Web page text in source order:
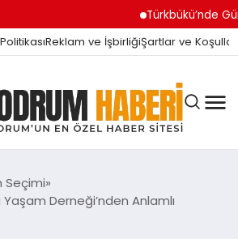
Türkbükü’nde
Reklam ve İşbirliğiŞartlar ve Koşullar
Seçimi
Derneği’nden Anlamlı